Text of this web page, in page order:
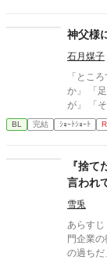
神父様
石月煤子
「とこ
か」 「
が」 「
自身、
父■
BL 完結 ｼｮｰﾄｼｮｰﾄ
『捨
言われ
雪兎
あらすじ Ωである朝霧湊は、事故のような一夜をきっかけに、名
門企業の御
の過ちだ